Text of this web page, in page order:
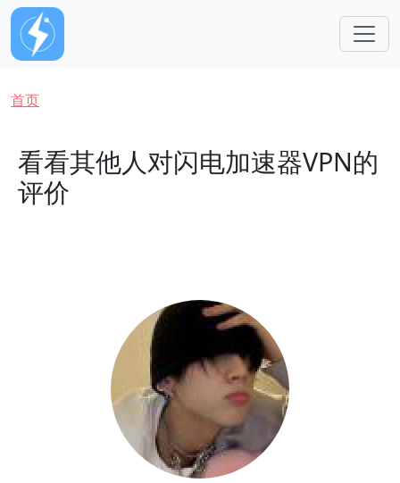
跳转到主要内容
面包屑
首页
看看其他人对闪电加速器VPN的
评价